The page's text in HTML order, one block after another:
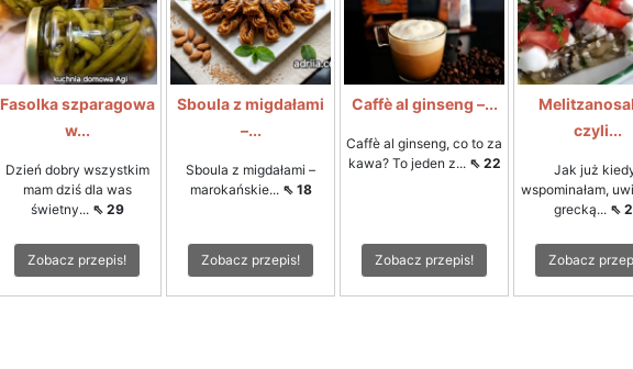
Fasolka szparagowa
w...
Dzień dobry wszystkim
mam dziś dla was
świetny... ⇖ 29
Zobacz przepis!
Sboula z migdałami
–...
Sboula z migdałami –
marokańskie... ⇖ 18
Zobacz przepis!
Caffè al ginseng –...
Caffè al ginseng, co to za
kawa? To jeden z... ⇖ 22
Zobacz przepis!
czyli...
Jak już
wspominałam,
grecką... ⇖
Zobacz